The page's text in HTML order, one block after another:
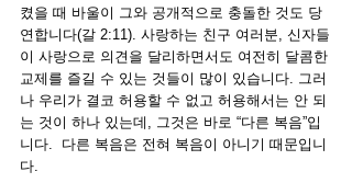
켰을 때 바울이 그와 공개적으로 충돌한 것도 당
연합니다(갈 2:11). 사랑하는 친구 여러분, 신자들
이 사랑으로 의견을 달리하면서도 여전히 달콤한
교제를 즐길 수 있는 것들이 많이 있습니다. 그러
나 우리가 결코 허용할 수 없고 허용해서는 안 되
는 것이 하나 있는데, 그것은 바로 “다른 복음”입
니다.  다른 복음은 전혀 복음이 아니기 때문입니
다.